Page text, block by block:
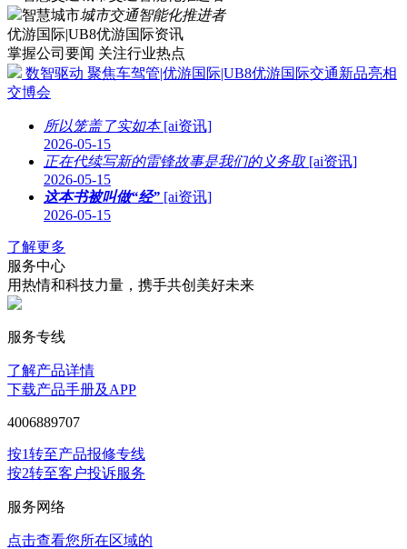
智慧城市城市交通智能化推进者
优游国际|UB8优游国际资讯
掌握公司要闻 关注行业热点
数智驱动 聚焦车驾管|优游国际|UB8优游国际交通新品亮相
交博会
所以笼盖了实如本[ai资讯]
2026-05-15
正在代续写新的雷锋故事是我们的义务取 [ai资讯]
2026-05-15
这本书被叫做“经” [ai资讯]
2026-05-15
了解更多
服务中心
用热情和科技力量，携手共创美好未来
服务专线
了解产品详情
下载产品手册及APP
4006889707
按1转至产品报修专线
按2转至客户投诉服务
服务网络
点击查看您所在区域的